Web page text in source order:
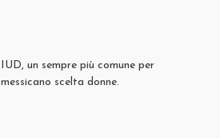
IUD, un sempre più comune per
messicano scelta donne.